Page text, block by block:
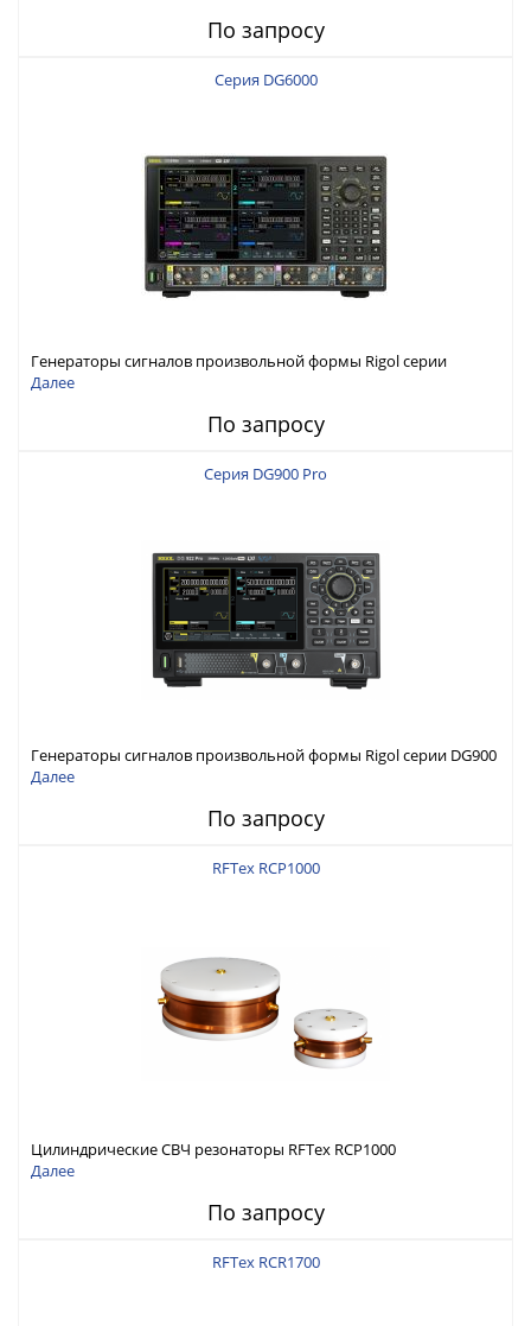
По запросу
Серия DG6000
Генераторы сигналов произвольной формы Rigol серии
DG6000 до 500 МГц или до 1 ГГц
Далее
По запросу
Серия DG900 Pro
Генераторы сигналов произвольной формы Rigol серии DG900
Pro с максимальной частотой 200 МГц
Далее
По запросу
RFTex RCP1000
Цилиндрические СВЧ резонаторы RFTex RCP1000
Далее
По запросу
RFTex RCR1700